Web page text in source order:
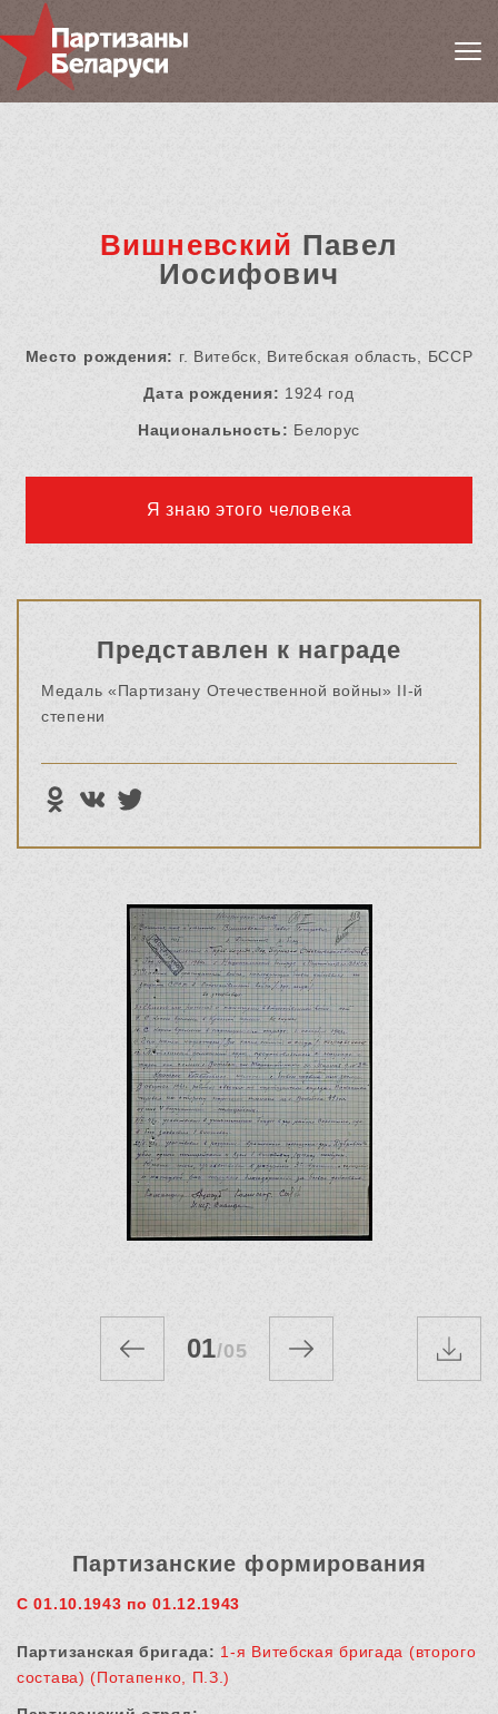
Вишневский Павел
Иосифович
Место рождения: г. Витебск, Витебская область, БССР
Дата рождения: 1924 год
Национальность: Белорус
Я знаю этого человека
Представлен к награде
Медаль «Партизану Отечественной войны» II-й
степени
01/05
Партизанские формирования
С 01.10.1943 по 01.12.1943
Партизанская бригада: 1-я Витебская бригада (второго
состава) (Потапенко, П.З.)